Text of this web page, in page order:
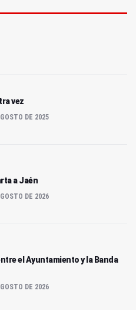
vez
DE 2025
a Jaén
DE 2026
el Ayuntamiento y la Banda
DE 2026